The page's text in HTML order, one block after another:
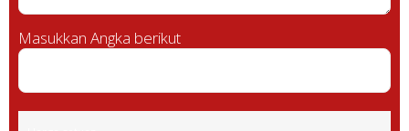
Masukkan Angka berikut